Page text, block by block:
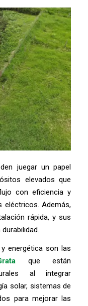
juegar un papel
elevados que
con eficiencia y
eléctricos. Además,
rápida, y sus
energética son las
que están
al integrar
solar, sistemas de
para mejorar las